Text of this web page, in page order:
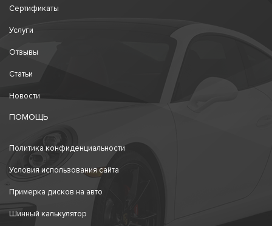
Сертификаты
Услуги
Отзывы
Статьи
Новости
ПОМОЩЬ
Политика конфиденциальности
Условия использования сайта
Примерка дисков на авто
Шинный калькулятор